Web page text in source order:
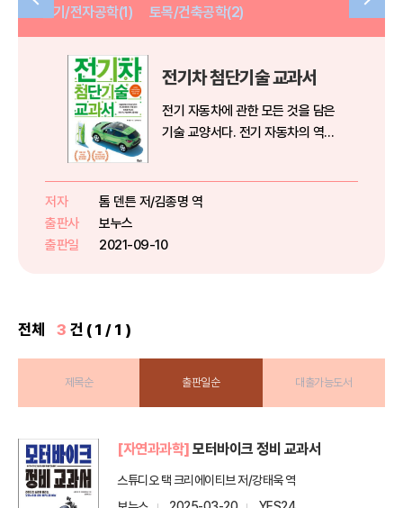
전기/전자공학(1)
토목/건축공학(2)
전기차 첨단기술 교과서
전기 자동차에 관한 모든 것을 담은
기술 교양서다. 전기 자동차의 역사
히 자동차 산업의 미래이지만, 전기
전히 만연하다. 전기 자동차...
저자
톰 덴튼 저/김종명 역
출판사
보누스
출판일
2021-09-10
전체 3 건 ( 1 / 1 )
제목순 출판일순 대출가능도서
[자연과과학] 모터바이크 정비 교과서
스튜디오 택 크리에이티브 저/강태욱 역